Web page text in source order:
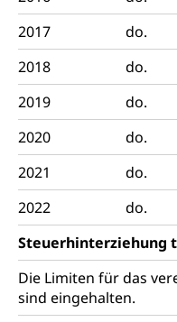
2017
do.
2018
do.
2019
do.
2020
do.
2021
do.
2022
do.
Steuerhinterziehung
Die Limiten für das
sind eingehalten.